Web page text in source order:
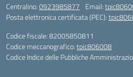
Centralino:0923985877 Email:
Posta elettronica certificata (PEC):
Codice fiscale: 82005850811
Codice meccanografico:tpic806008
Codice Indice delle Pubbliche